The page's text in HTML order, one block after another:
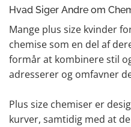
Hvad Siger Andre om
Mange plus size kvinder
chemise som en del af
formår at kombinere stil
adresserer og omfavner
Plus size chemiser er
kurver, samtidig med at